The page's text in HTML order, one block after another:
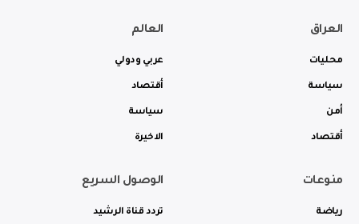
العراق
محليات
سياسة
أمن
أقتصاد
العالم
عربي ودولي
أقتصاد
سياسة
الاخيرة
منوعات
رياضة
الوصول السريع
تردد قناة الرشيد